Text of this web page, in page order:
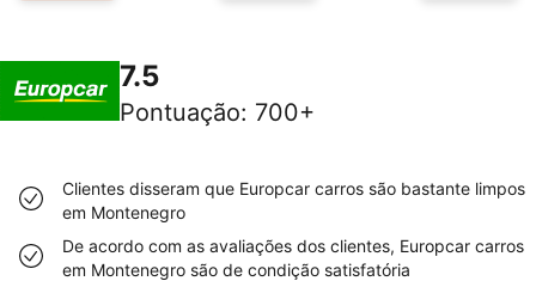
7.5
Pontuação: 700+
Clientes disseram que Europcar carros são bastante limpos
em Montenegro
De acordo com as avaliações dos clientes, Europcar carros
em Montenegro são de condição satisfatória